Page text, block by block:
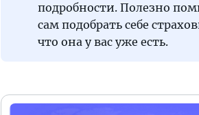
подробности. Полезно
сам подобрать себе
что она у вас уже есть.